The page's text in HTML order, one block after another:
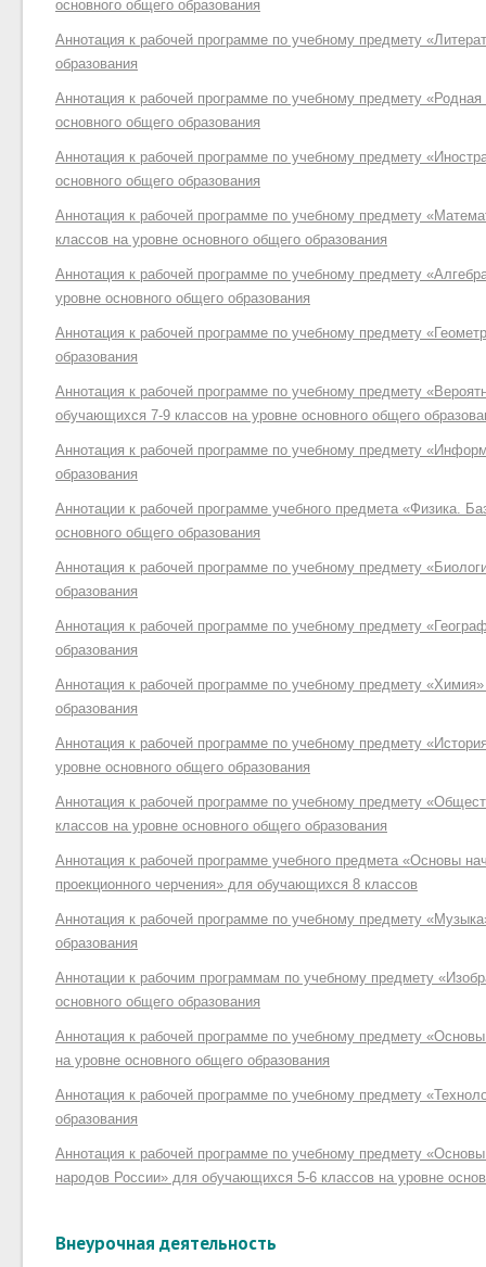
основного общего образования
Аннотация к рабочей программе по учебному предмету
образования
Аннотация к рабочей программе по учебному предмету «Родная
основного общего образования
Аннотация к рабочей программе по учебному предмету
основного общего образования
Аннотация к рабочей программе по учебному предмету
классов на уровне основного общего образования
Аннотация к рабочей программе по учебному предмету
уровне основного общего образования
Аннотация к рабочей программе по учебному предмету
образования
Аннотация к рабочей программе по учебному предмету
обучающихся 7-9 классов на уровне основного общего
Аннотация к рабочей программе по учебному предмету
образования
Аннотации к рабочей программе учебного предмета «Физика.
основного общего образования
Аннотация к рабочей программе по учебному предмету
образования
Аннотация к рабочей программе по учебному предмету
образования
Аннотация к рабочей программе по учебному предмету
образования
Аннотация к рабочей программе по учебному предмету
уровне основного общего образования
Аннотация к рабочей программе по учебному предмету
классов на уровне основного общего образования
Аннотация к рабочей программе учебного предмета «Основы
проекционного черчения» для обучающихся 8 классов
Аннотация к рабочей программе по учебному предмету
образования
Аннотации к рабочим программам по учебному предмету
основного общего образования
Аннотация к рабочей программе по учебному предмету
на уровне основного общего образования
Аннотация к рабочей программе по учебному предмету
образования
Аннотация к рабочей программе по учебному предмету
народов России» для обучающихся 5-6 классов на уровне
Внеурочная деятельность